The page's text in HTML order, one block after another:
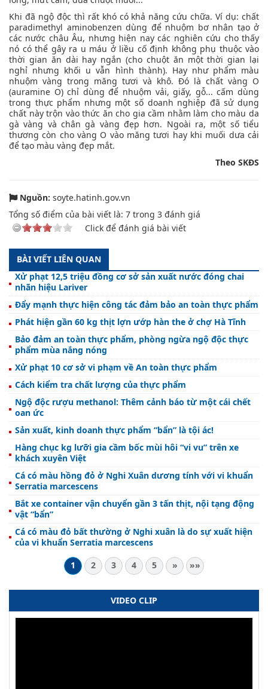
Khi đã ngộ độc thì rất khó có khả năng cứu chữa. Ví dụ: chất
paradimethyl aminobenzen dùng để nhuộm bơ nhân tạo ở
các nước châu Âu, nhưng hiện nay các nghiên cứu cho thấy
nó có thể gây ra u máu ở liều cố định không phụ thuộc vào
thời gian ăn dài hay ngắn (cho chuột ăn một thời gian lại
nghỉ nhưng khối u vẫn hình thành). Hay như phẩm màu
nhuộm vàng trong măng tươi và khô. Đó là chất vàng O
(auramine O) chỉ dùng để nhuộm vải, giấy, gỗ... cấm dùng
trong thực phẩm nhưng một số doanh nghiệp đã sử dụng
chất này trộn vào thức ăn cho gia cầm nhằm làm cho màu da
gà vàng và chân gà vàng đẹp hơn. Ngoài ra, một số tiểu
thương còn cho vàng O vào măng tươi hay khi muối dưa cải
để tạo màu vàng đẹp mắt.
Theo SKĐS
Nguồn: soyte.hatinh.gov.vn
Tổng số điểm của bài viết là: 7 trong 3 đánh giá
Click để đánh giá bài viết
BÀI VIẾT LIÊN QUAN
Xử phạt 12,5 triệu đồng cơ sở sản xuất nước đóng chai
nhãn hiệu Lariver
Đẩy mạnh thực hiện công tác đảm bảo an toàn thực phẩm
Phát hiện gần 60 kg thịt lợn ướp hàn the ở chợ Hà Tĩnh
Bảo đảm an toàn thực phẩm, phòng ngừa ngộ độc thực
phẩm mùa nắng nóng
Xử phạt 10 cơ sở vi phạm về An toàn thực phẩm
Cách kiểm tra chất lượng của thực phẩm
Ngộ độc rượu methanol: Thêm cảnh báo từ một cái chết
oan ức
Sản xuất, kinh doanh thực phẩm “bẩn” là tội ác!
Hàng chục kg lưỡi gia cầm bốc mùi hôi “vi vu” trên xe
khách xuyên Việt
Cá có màu hồng đỏ ở Nghi Xuân dương tính với vi khuẩn
Serratia marcescens
Bắt xe container vận chuyển gần 3 tấn thịt, nội tạng động
vật “bẩn”
Cá có màu đỏ bất thường ở Nghi xuân là do sự xuất hiện
của vi khuẩn Serratia marcescens
1
2 3 4 5 » »»
VIDEO CLIP